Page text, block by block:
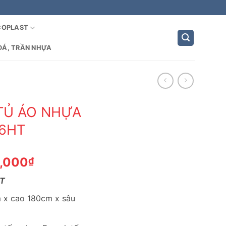
TRẦN NHỰA
ÁO NHỰA
₫Giá
là:
cao 180cm x sâu